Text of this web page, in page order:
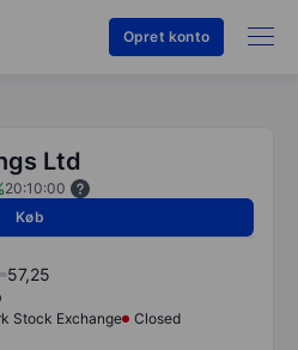
Opret konto
Ltd
20:10:00
Køb
57,25
Stock Exchange
Closed